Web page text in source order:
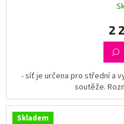
2
- síť je určena pro střední a
soutěže.
Skladem